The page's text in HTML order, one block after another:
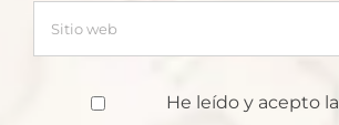
He leído y acepto la